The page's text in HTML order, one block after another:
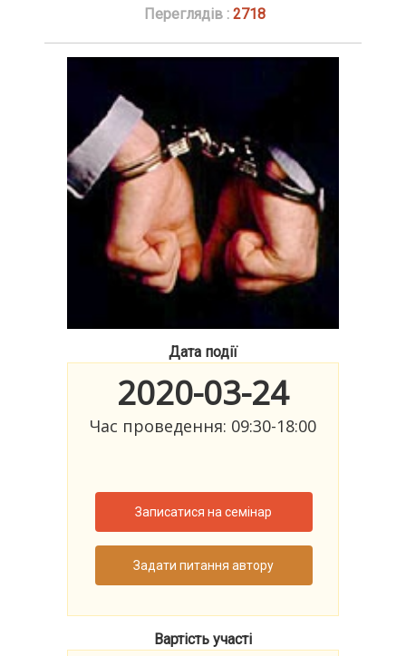
Переглядів :2718
Дата події
2020-03-24
Час проведення: 09:30-18:00
Записатися на семінар
Задати питання автору
Вартість участі